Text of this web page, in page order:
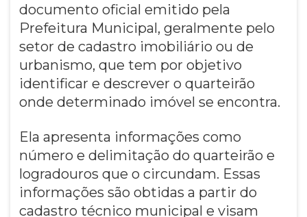
documento oficial emitido pela
Prefeitura Municipal, geralmente pelo
setor de cadastro imobiliário ou de
urbanismo, que tem por objetivo
identificar e descrever o quarteirão
onde determinado imóvel se encontra.
Ela apresenta informações como
número e delimitação do quarteirão e
logradouros que o circundam. Essas
informações são obtidas a partir do
cadastro técnico municipal e visam